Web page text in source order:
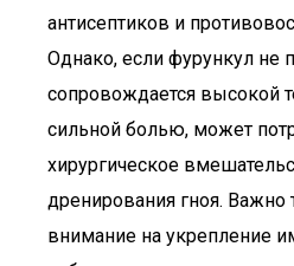
антисептиков и
Однако, если фурункул не
сопровождается высокой
сильной болью, может
хирургическое
дренирования гноя. Важно
внимание на укрепление